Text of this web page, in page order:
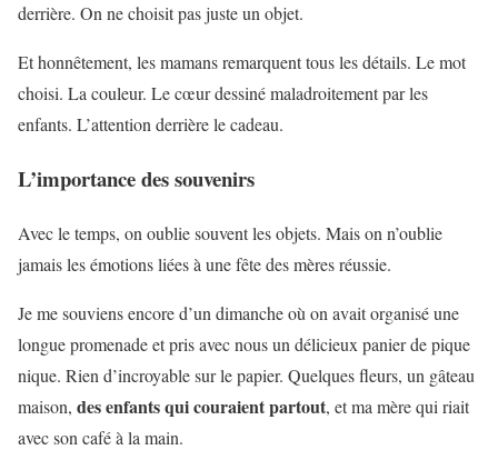
derrière. On ne choisit pas juste un objet.
Et honnêtement, les mamans remarquent tous les détails. Le mot
choisi. La couleur. Le cœur dessiné maladroitement par les
enfants. L’attention derrière le cadeau.
L’importance des souvenirs
Avec le temps, on oublie souvent les objets. Mais on n’oublie
jamais les émotions liées à une fête des mères réussie.
Je me souviens encore d’un dimanche où on avait organisé une
longue promenade et pris avec nous un délicieux panier de pique
nique. Rien d’incroyable sur le papier. Quelques fleurs, un gâteau
maison, des enfants qui couraient partout, et ma mère qui riait
avec son café à la main.